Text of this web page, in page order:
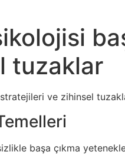
tuzaklar
ve zihinsel
başa çıkma